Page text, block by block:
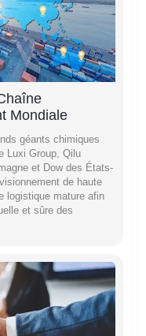
Mondiale
géants chimiques
Luxi Group, Qilu
et Dow des États-
de haute
logistique mature afin
et sûre des